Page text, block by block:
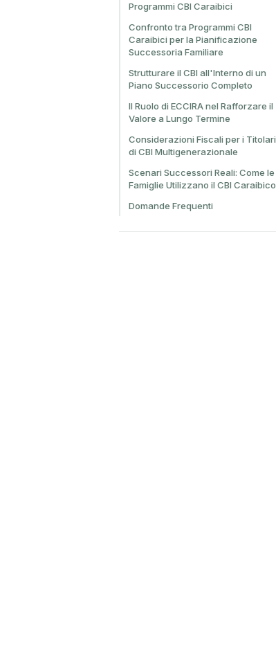
Programmi CBI Caraibici
Confronto tra Programmi CBI
Caraibici per la Pianificazione
Successoria Familiare
Strutturare il CBI all'Interno di un
Piano Successorio Completo
Il Ruolo di ECCIRA nel Rafforzare il
Valore a Lungo Termine
Considerazioni Fiscali per i Titolari
di CBI Multigenerazionale
Scenari Successori Reali: Come le
Famiglie Utilizzano il CBI Caraibico
Domande Frequenti